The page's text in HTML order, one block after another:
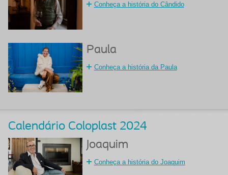
Conheça a história do Cândido
Paula
Conheça a história da Paula
Calendário Coloplast 2024
Joaquim
Conheça a história do Joaquim